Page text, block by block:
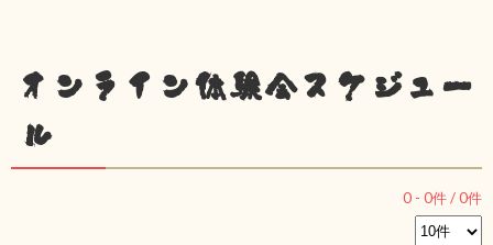
オンライン体験会スケジュー
ル
0 - 0件 /0件